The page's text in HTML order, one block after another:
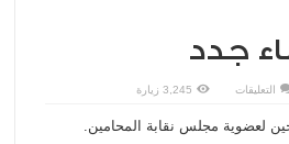
جدد
التعليقات
المحامين..اربع
اعضاء
3,245 زيارة
لعضوية مجلس نقابة المحامين.